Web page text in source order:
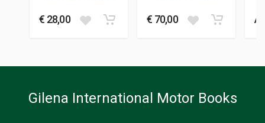
23,5 x 28 x 2,5 cmCORSE
€ 28,00 € 70,00
Gilena International Motor Books